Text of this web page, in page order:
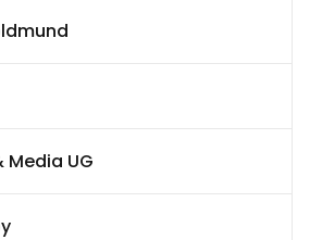
Media UG